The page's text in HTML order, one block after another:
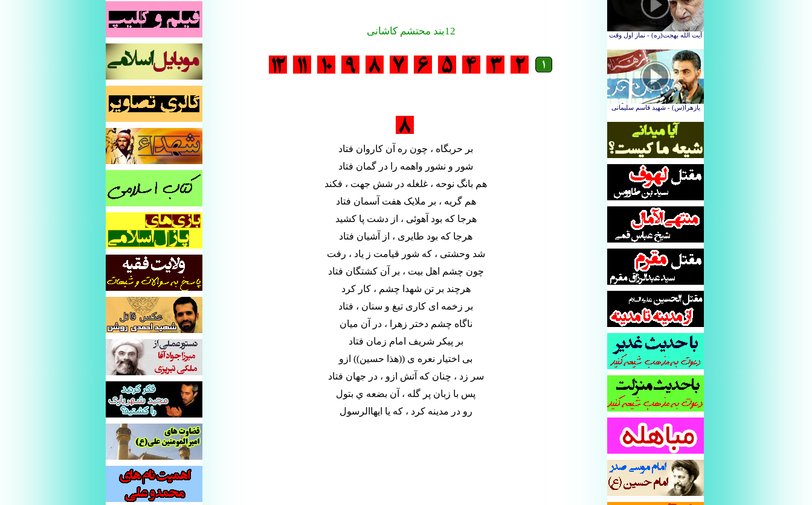
بر حربگاه ، چون ره آن کاروان فتاد
شور و نشور واهمه را در گمان فتاد
هم بانگ نوحه ، غلغله در شش جهت ، فکند
هم گریه ، بر ملایک هفت آسمان فتاد
هرجا که بود آهوئی ، از دشت پا کشید
هرجا که بود طایری ، از آشیان فتاد
شد وحشتی ، که شور قیامت ز ياد ، رفت
چون چشم اهل بیت ، بر آن کشتگان فتاد
هرچند بر تن شهدا چشم ، کار کرد
بر زخمه ای کاری تیغ و سنان ، فتاد
ناگاه چشم دختر زهرا ، در آن میان
بر پیکر شریف امام زمان فتاد
بی اختیار نعره ی ((هذا حسین)) ازو
سر زد ، چنان که آتش ازو ، در جهان فتاد
پس با زبان پر گله ، آن بضعه ي بتول
رو در مدینه کرد ، که یا ایهاالرسول
12بند محتشم کاشانی